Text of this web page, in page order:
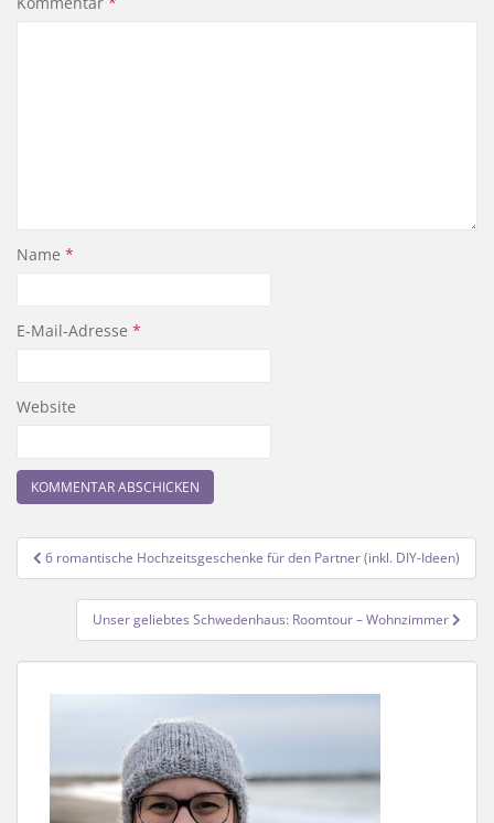
Name *
E-Mail-Adresse *
Website
Beitragsnavigation
6 romantische Hochzeitsgeschenke für den Partner (inkl. DIY-Ideen)
Unser geliebtes Schwedenhaus: Roomtour – Wohnzimmer